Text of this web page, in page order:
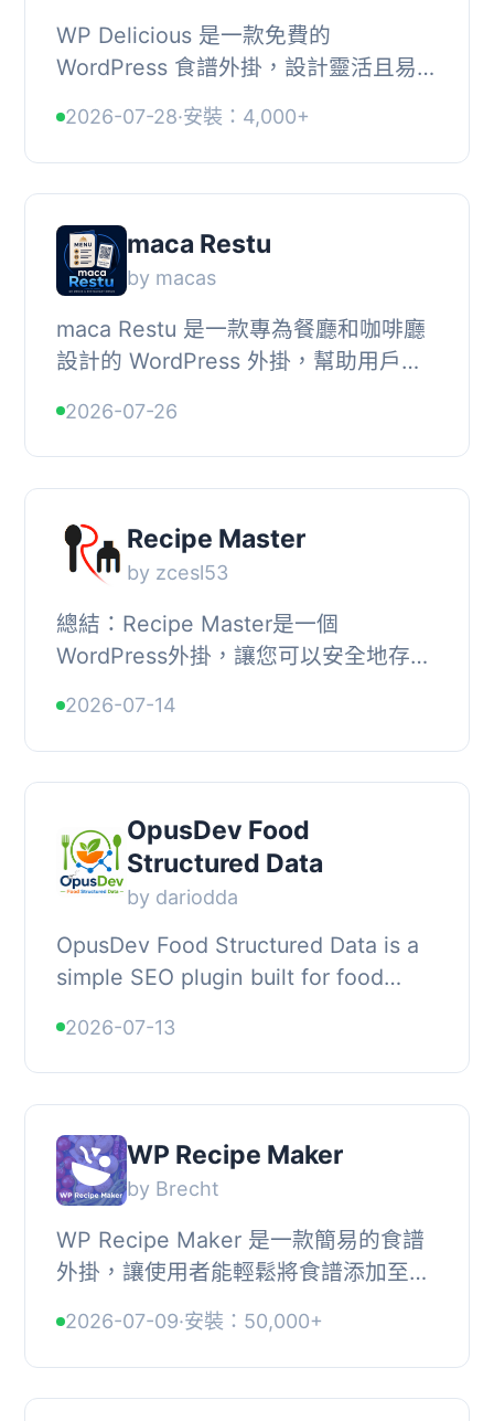
WP Delicious 是一款免費的
WordPress 食譜外掛，設計靈活且易於
WordPress 控制台創建和顯示食譜，並
且對 SEO 和結構化數據...
2026-07-28·安裝：4,000+
maca Restu
by macas
maca Restu 是一款專為餐廳和咖啡廳
設計的 WordPress 外掛，幫助用戶輕
圖片檔案及智能排程，提升顧客的用餐
體驗。, , 【...
2026-07-26
Recipe Master
by zcesl53
總結：Recipe Master是一個
WordPress外掛，讓您可以安全地存儲
持子配方、綜合配方、成本與價格分
析、自動生成配料清單等...
2026-07-14
OpusDev Food
Structured Data
by dariodda
OpusDev Food Structured Data is a
simple SEO plugin built for food
recipe blogs, local shops and
producers., The plug...
2026-07-13
WP Recipe Maker
by Brecht
WP Recipe Maker 是一款簡易的食譜
外掛，讓使用者能輕鬆將食譜添加至任
元資料以提升 SEO 效果，吸引更多訪
客。, , 【主要...
2026-07-09·安裝：50,000+